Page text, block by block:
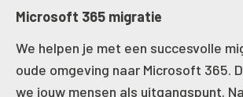
Microsoft 365 migratie
We helpen je met een succesvolle
oude omgeving naar Microsoft 365.
we jouw mensen als uitgangspunt.